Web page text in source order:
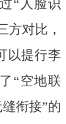
“人脸识
方对比，
以提行李
“空地联
衔接”的